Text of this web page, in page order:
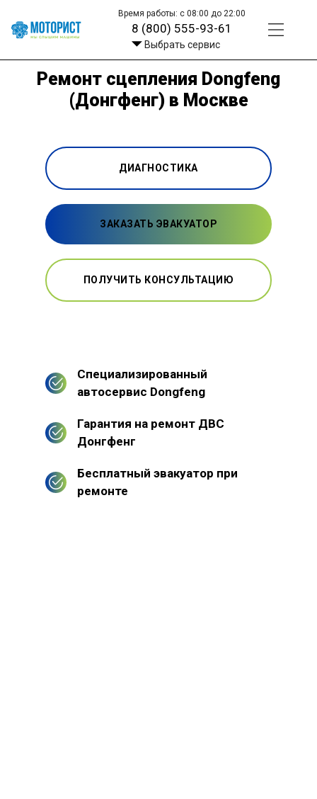
Время работы: с 08:00 до 22:00
8 (800) 555-93-61
Выбрать сервис
Ремонт сцепления Dongfeng
(Донгфенг) в Москве
ДИАГНОСТИКА
ЗАКАЗАТЬ ЭВАКУАТОР
ПОЛУЧИТЬ КОНСУЛЬТАЦИЮ
Специализированный
автосервис Dongfeng
Гарантия на ремонт ДВС
Донгфенг
Бесплатный эвакуатор при
ремонте